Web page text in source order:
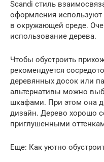
Scandi стиль
оформления используют
в окружающей среде.
использование дерева.
Чтобы обустроить
рекомендуется
деревянных досок или
альтернативы можно
шкафами. При этом она
дизайн. Дерево хорошо
приглушенными
Еще: Как уютно